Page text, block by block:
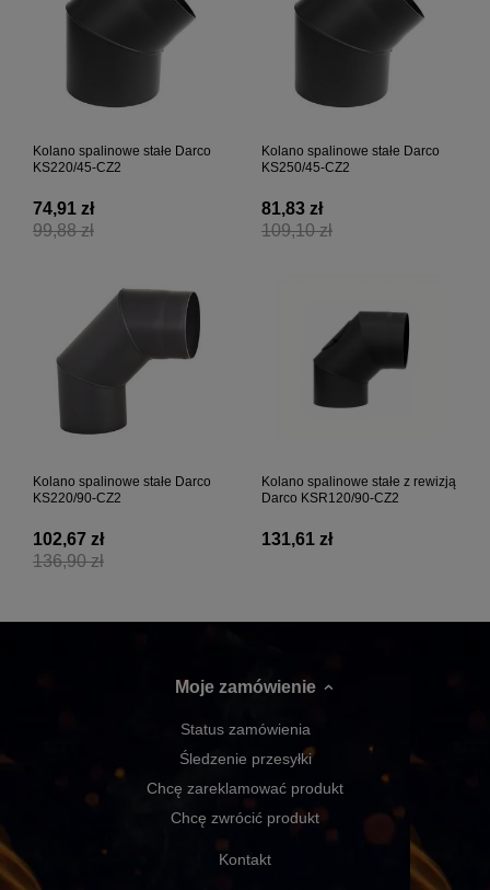
Kolano spalinowe stałe Darco
KS220/45-CZ2
99,88 zł
74,91 zł
Kolano spalinowe stałe Darco
KS250/45-CZ2
109,10 zł
81,83 zł
Kolano spalinowe stałe Darco
KS220/90-CZ2
136,90 zł
102,67 zł
Kolano spalinowe stałe z rewizją
Darco KSR120/90-CZ2
131,61 zł
Moje zamówienie
Status zamówienia
Śledzenie przesyłki
Chcę zareklamować produkt
Chcę zwrócić produkt
Kontakt